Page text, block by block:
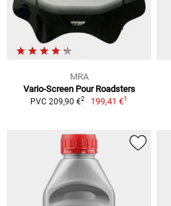
MRA
Vario-Screen Pour Roadsters
PVC 209,90 €2 199,41 €1